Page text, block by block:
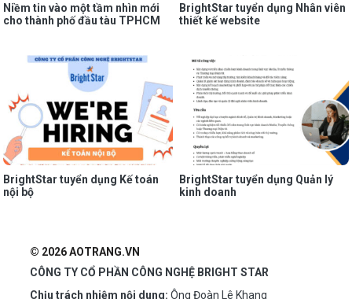
Niềm tin vào một tầm nhìn mới
cho thành phố đầu tàu TPHCM
BrightStar tuyển dụng Nhân viên
thiết kế website
BrightStar tuyển dụng Kế toán
nội bộ
BrightStar tuyển dụng Quản lý
kinh doanh
© 2026 AOTRANG.VN
CÔNG TY CỔ PHẦN CÔNG NGHỆ BRIGHT STAR
Chịu trách nhiệm nội dung: Ông Đoàn Lê Khang